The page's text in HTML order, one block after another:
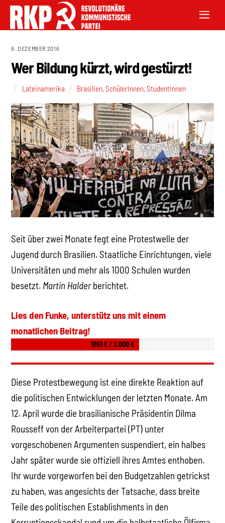
9. DEZEMBER 2016
Wer Bildung kürzt, wird gestürzt!
Lateinamerika Brasilien,SchülerInnen,StudentInnen
Seit über zwei Monate fegt eine Protestwelle der
Jugend durch Brasilien. Staatliche Einrichtungen, viele
Universitäten und mehr als 1000 Schulen wurden
besetzt. Martin Halderberichtet.
Lies den Funke, unterstütz uns mit einem
monatlichen Beitrag!
1261 € / 2.000 €
Diese Protestbewegung ist eine direkte Reaktion auf
die politischen Entwicklungen der letzten Monate. Am
12. April wurde die brasilianische Präsidentin Dilma
Rousseff von der Arbeiterpartei (PT) unter
vorgeschobenen Argumenten suspendiert, ein halbes
Jahr später wurde sie offiziell ihres Amtes enthoben.
Ihr wurde vorgeworfen bei den Budgetzahlen getrickst
zu haben, was angesichts der Tatsache, dass breite
Teile des politischen Establishments in den